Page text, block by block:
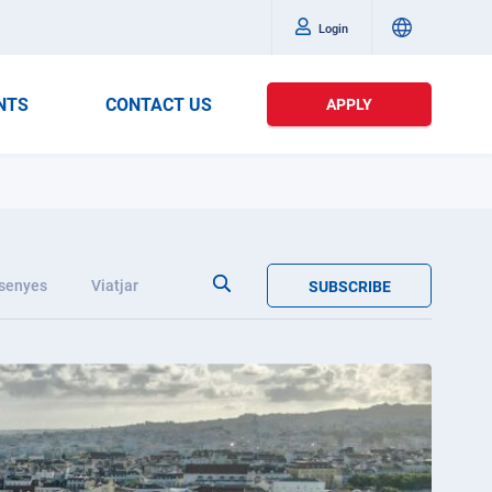
Login
CONTACT US APPLY
Viatjar SUBSCRIBE